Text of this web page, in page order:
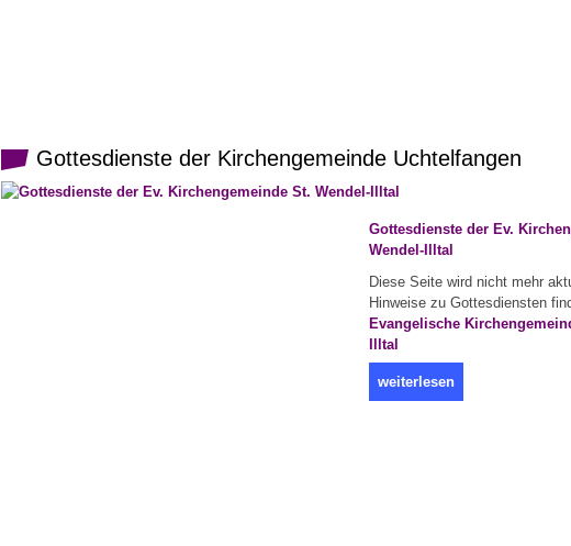
Gottesdienste der Kirchengemeinde Uchtelfangen
Gottesdienste der Ev.
Wendel-Illtal
Diese Seite wird nicht mehr
Hinweise zu Gottesdiensten
Evangelische
Illtal
weiterlesen